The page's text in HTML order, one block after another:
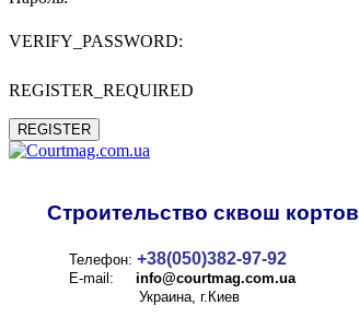
VERIFY_PASSWORD:
REGISTER_REQUIRED
REGISTER
Строительство сквош кортов
Телефон: +38(050)382-97-92
E-mail: info@courtmag.com.ua
Украина, г.Киев